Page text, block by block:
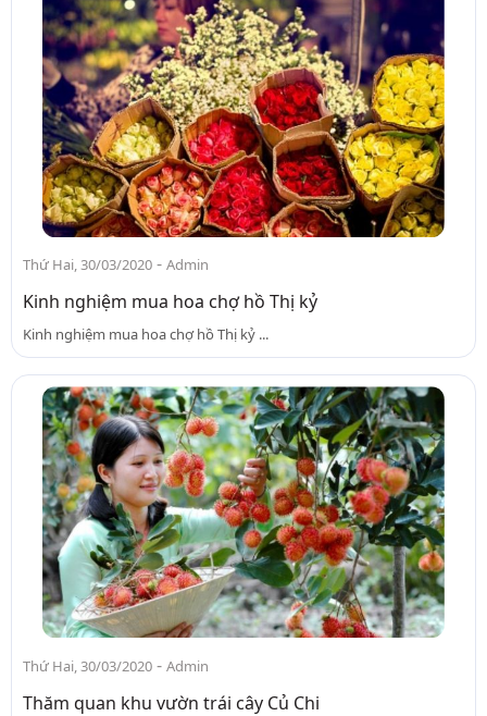
Thứ Hai, 30/03/2020 - Admin
Kinh nghiệm mua hoa chợ hồ Thị kỷ
Kinh nghiệm mua hoa chợ hồ Thị kỷ ...
Thứ Hai, 30/03/2020 - Admin
Thăm quan khu vườn trái cây Củ Chi